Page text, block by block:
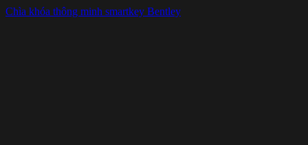
Chìa khóa thông minh smartkey Bentley